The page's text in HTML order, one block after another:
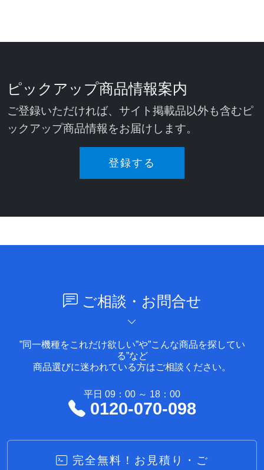
ピックアップ商品情報案内
ご登録いただければ、サイト掲載品以外も含むピ
ックアップ商品情報をお届けします。
登録する
ご相談・お問合せ
”同一機種をこれだけ欲しい”や”こんな商品を探してい
る”など
商品選びに迷われている方はご相談ください。
平日 09：00 ～ 18：00
0120-070-098
完全無料！お見積り・ご